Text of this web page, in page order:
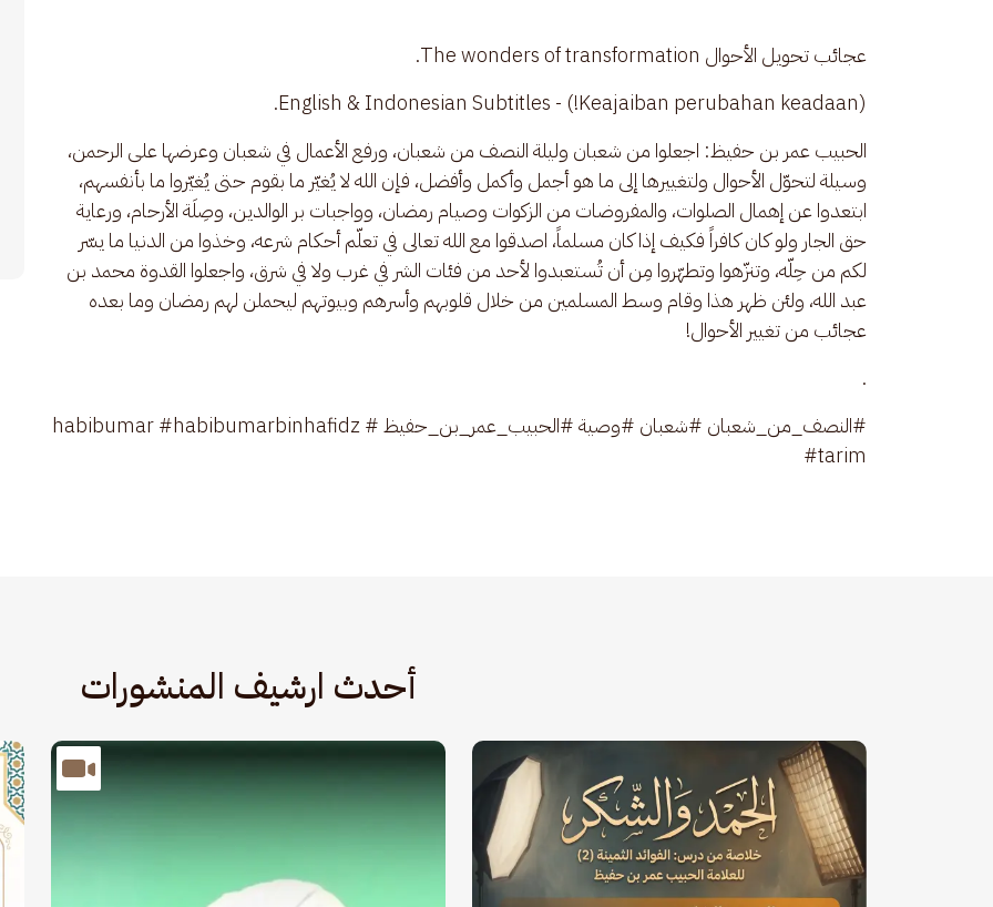
عجائب تحويل الأحوال The wonders of transformation.
(Keajaiban perubahan keadaan!) - English & Indonesian Subtitles.
الحبيب عمر بن حفيظ: اجعلوا من شعبان وليلة النصف من شعبان، ورفع الأعمال في شعبان وعرضها على الرحمن،
وسيلة لتحوّل الأحوال ولتغييرها إلى ما هو أجمل وأكمل وأفضل، فإن الله لا يُغيّر ما بقوم حتى يُغيّروا ما بأنفسهم،
ابتعدوا عن إهمال الصلوات، والمفروضات من الزكوات وصيام رمضان، وواجبات بر الوالدين، وصِلَة الأرحام، ورعاية
حق الجار ولو كان كافراً فكيف إذا كان مسلماً، اصدقوا مع الله تعالى في تعلّم أحكام شرعه، وخذوا من الدنيا ما يسّر
لكم من حِلّه، وتنزّهوا وتطهّروا مِن أن تُستعبدوا لأحد من فئات الشر في غرب ولا في شرق، واجعلوا القدوة محمد بن
عبد الله، ولئن ظهر هذا وقام وسط المسلمين من خلال قلوبهم وأسرهم وبيوتهم ليحملن لهم رمضان وما بعده
عجائب من تغيير الأحوال!
.
#النصف_من_شعبان #شعبان #وصية #الحبيب_عمر_بن_حفيظ #habibumar #habibumarbinhafidz
#tarim
أحدث ارشيف المنشورات
الصورة الصورة